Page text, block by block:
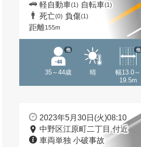
軽自動車(1) 自転車(1)
死亡(0) 負傷(1)
距離155m
35～44歳
他
晴
幅13.0～
19.5m
他
2023年5月30日(火)08:10
中野区江原町二丁目 付近
車両単独 小破事故